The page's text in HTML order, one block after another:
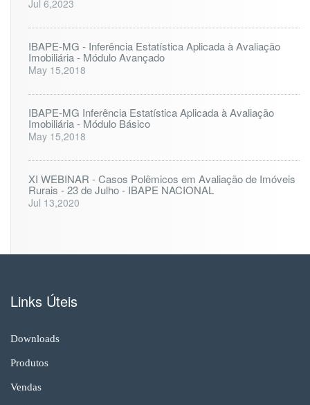
Jul 6,2023
IBAPE-MG - Inferência Estatística Aplicada à Avaliação
Imobiliária - Módulo Avançado
May 15,2018
IBAPE-MG Inferência Estatística Aplicada à Avaliação
Imobiliária - Módulo Básico
May 15,2018
XI WEBINAR - Casos Polêmicos em Avaliação de Imóveis
Rurais - 23 de Julho - IBAPE NACIONAL
Jul 13,2020
Links Úteis
Downloads
Produtos
Vendas